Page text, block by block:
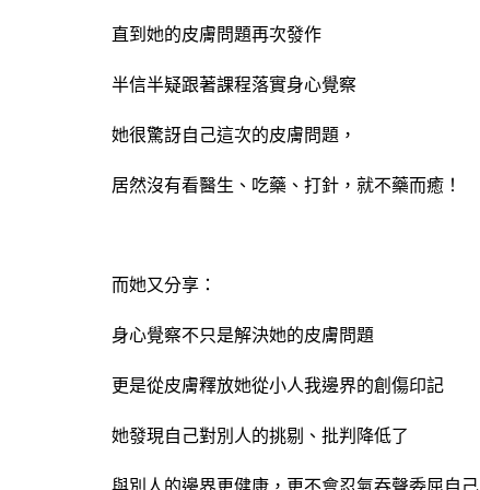
直到她的皮膚問題再次發作
半信半疑跟著課程落實身心覺察
她很驚訝自己這次的皮膚問題，
居然沒有看醫生、吃藥、打針，就不藥而癒！
而她又分享：
身心覺察不只是解決她的皮膚問題
更是從皮膚釋放她從小人我邊界的創傷印記
她發現自己對別人的挑剔、批判降低了
與別人的邊界更健康，更不會忍氣吞聲委屈自己